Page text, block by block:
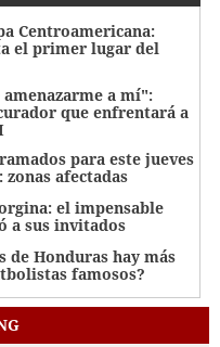
Centroamericana:
el primer lugar del
a mí":
que enfrentará a
para este jueves
zonas afectadas
el impensable
a sus invitados
de Honduras hay más
famosos?